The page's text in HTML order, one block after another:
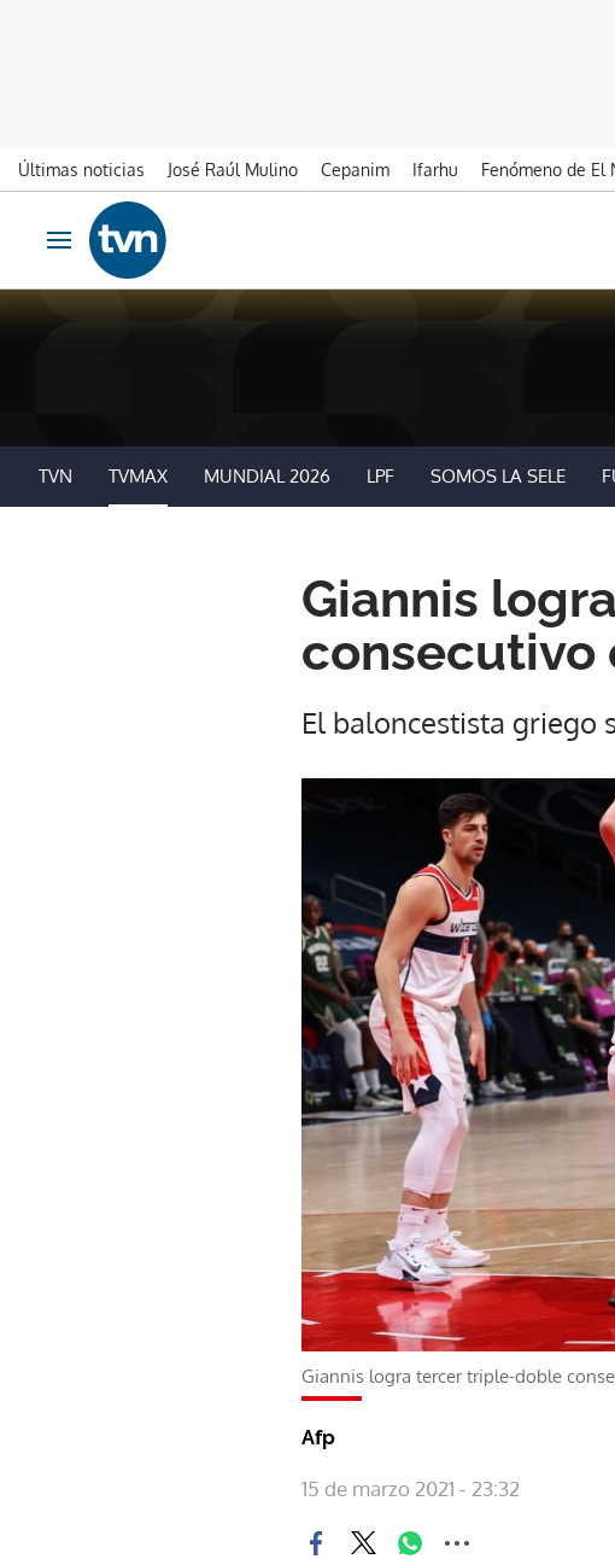
Últimas noticias José Raúl Mulino Cepanim Ifarhu Fenómeno de El
Ir al contenido
Obrir navegació
TVN TVMAX MUNDIAL 2026 LPF SOMOS LA SELE
Giannis
consecutivo
El baloncestista griego
Giannis logra tercer triple-doble
Afp
15 de marzo 2021 - 23:32